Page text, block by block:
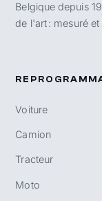
Belgique depuis
de l'art : mesuré et
Voiture
Camion
Tracteur
Moto